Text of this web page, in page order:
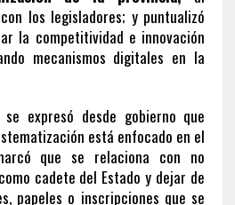
los legisladores; y puntualizó
la competitividad e innovación
mecanismos digitales en la
expresó desde gobierno que
está enfocado en el
que se relaciona con no
cadete del Estado y dejar de
papeles o inscripciones que se